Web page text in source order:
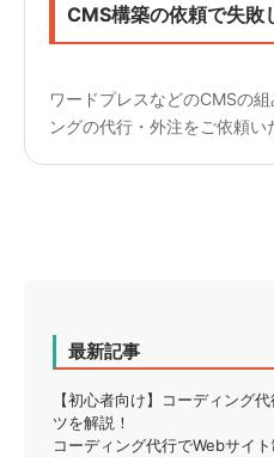
CMS構築の依頼で失敗
ワードプレスなどのCMSの
ングの代行・外注をご依頼い
最新記事
【初心者向け】コーディング
ツを解説！
コーディング代行でWebサイ